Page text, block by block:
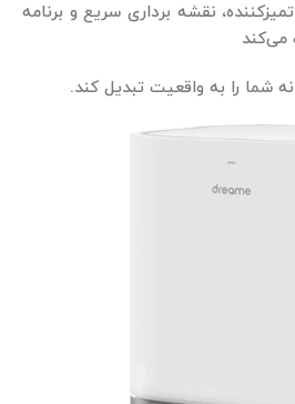
نقشه‌ برداری سریع و برنامه‌
می‌کند
شما را به واقعیت تبدیل کند.